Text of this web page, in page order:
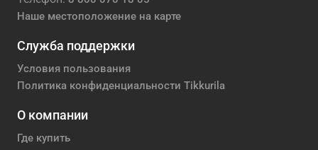
Наше местоположение на карте
Служба поддержки
Условия пользования
Политика конфиденциальности Tikkurila
О компании
Где купить